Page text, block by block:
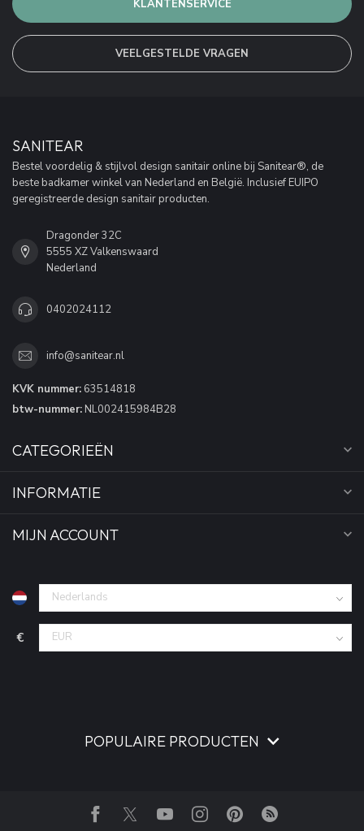
KLANTENSERVICE
VEELGESTELDE VRAGEN
SANITEAR
Bestel voordelig & stijlvol design sanitair online bij Sanitear®, de
beste badkamer winkel van Nederland en België. Inclusief EUIPO
geregistreerde design sanitair producten.
Dragonder 32C
5555 XZ Valkenswaard
Nederland
0402024112
info@sanitear.nl
KVK nummer: 63514818
btw-nummer: NL002415984B28
CATEGORIEËN
INFORMATIE
MIJN ACCOUNT
€
POPULAIRE PRODUCTEN